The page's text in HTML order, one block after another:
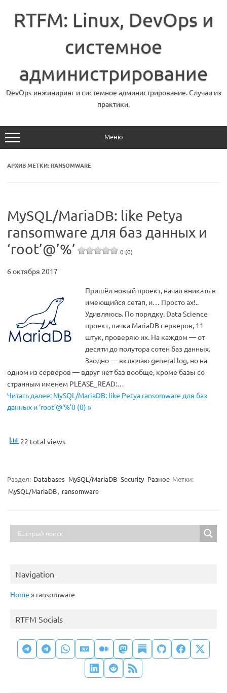
содержимому
RTFM: Linux, DevOps и
системное
администрирование
DevOps-инжиниринг и системное администрирование. Случаи из
практики.
Меню
АРХИВ МЕТКИ: RANSOMWARE
MySQL/MariaDB: like Petya
ransomware для баз данных и
‘root’@’%’
0 (0)
6 октября 2017
Пришёл новый проект, начал вникать в
имеющийся сетап, и… Просто ах!..
Удивляюсь. По порядку. Data Science
проект, пачка MariaDB серверов, 11
штук, проверяю их. На каждом — от
десяти до полутора сотен баз данных.
Заодно — включаю general log, но на
одном из серверов — вдруг нет баз вообще, кроме базы со
странным именем PLEASE_READ:…
Читать далее: MySQL/MariaDB: like Petya ransomware для баз
данных и ‘root’@’%’0 (0) »
22 total views
Раздел: Databases MySQL/MariaDB Security Разное Метки:
MySQL/MariaDB, ransomware
Navigation
Home » ransomware
RTFM Socials